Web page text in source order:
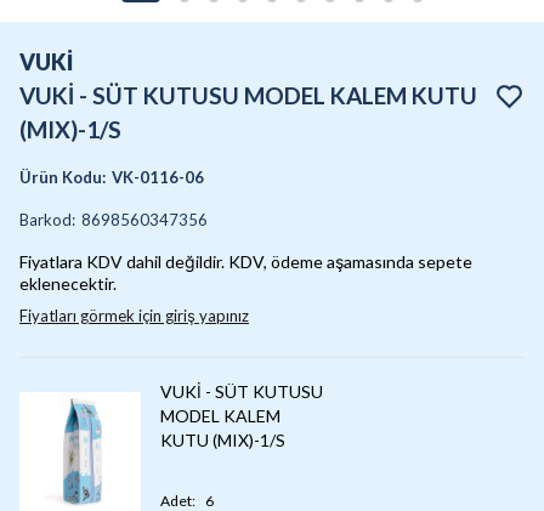
VUKİ
VUKİ - SÜT KUTUSU MODEL KALEM KUTU
(MIX)-1/S
Ürün Kodu: VK-0116-06
Barkod: 8698560347356
Fiyatlara KDV dahil değildir. KDV, ödeme aşamasında sepete
eklenecektir.
Fiyatları görmek için giriş yapınız
VUKİ - SÜT KUTUSU
MODEL KALEM
KUTU (MIX)-1/S
Adet: 6